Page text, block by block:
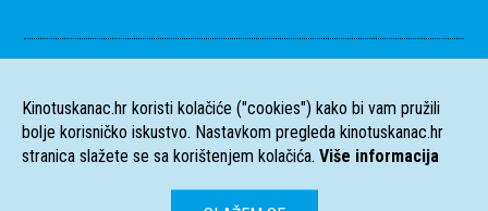
Kinotuskanac.hr koristi kolačiće ("cookies") kako bi vam pružili
bolje korisničko iskustvo. Nastavkom pregleda kinotuskanac.hr
stranica slažete se sa korištenjem kolačića. Više informacija